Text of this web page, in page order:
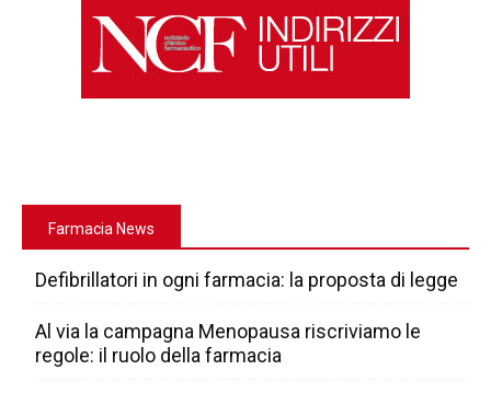
Farmacia News
Defibrillatori in ogni farmacia: la proposta di legge
Al via la campagna Menopausa riscriviamo le
regole: il ruolo della farmacia